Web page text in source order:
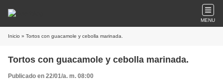
MENU
Inicio » Tortos con guacamole y cebolla marinada.
Tortos con guacamole y cebolla marinada.
Publicado en 22/01/a. m. 08:00